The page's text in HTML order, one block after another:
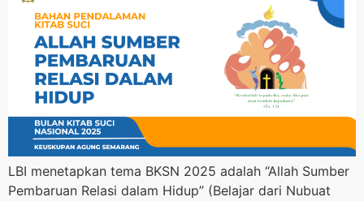
LBI menetapkan tema BKSN 2025 adalah “Allah Sumber
Pembaruan Relasi dalam Hidup” (Belajar dari Nubuat